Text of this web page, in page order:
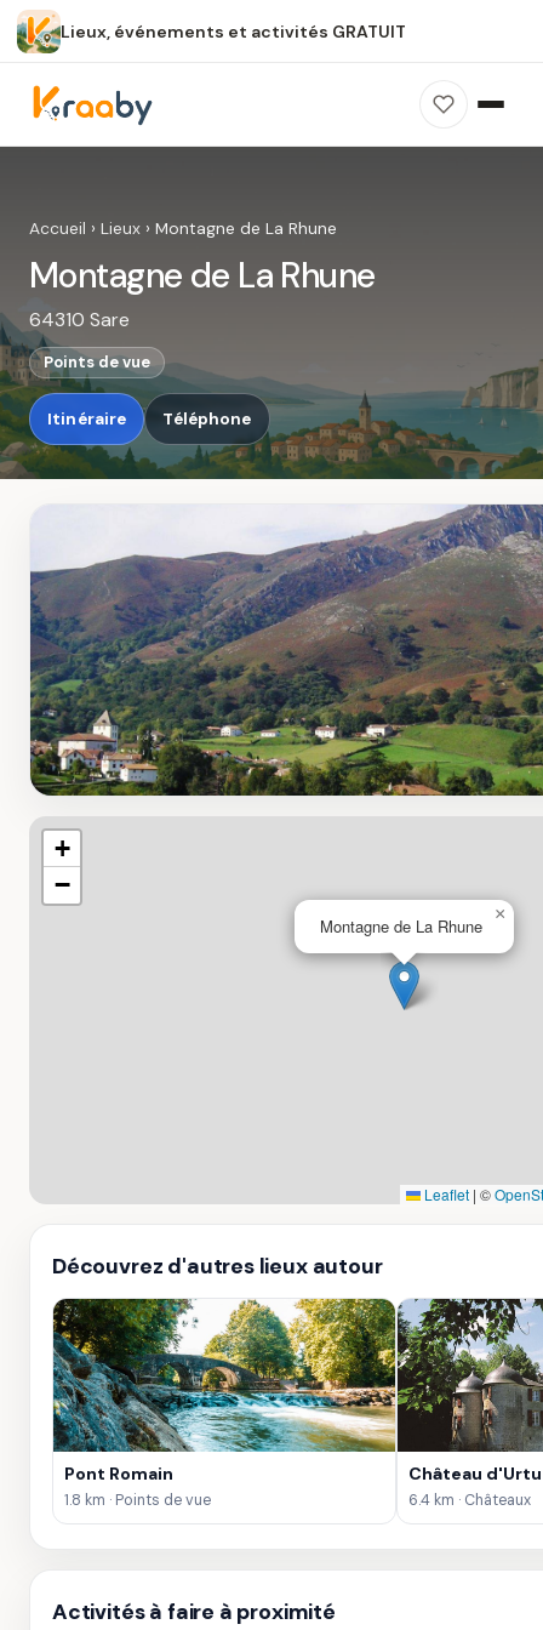
Lieux, événements et activités GRATUIT
spot dans Kraaby.
Accueil › Lieux › Montagne de La Rhune
Montagne de La Rhune
64310 Sare
Points de vue
Itinéraire Téléphone
Montagne de La Rhune
×
+
−
Leaflet | ©
Découvrez d'autres lieux autour
Pont Romain
1.8 km · Points de vue
Château
6.4 km · Châteaux
Activités à faire à proximité